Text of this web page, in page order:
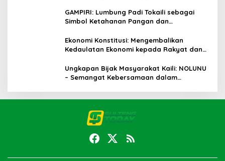
GAMPIRI: Lumbung Padi Tokaili sebagai
Simbol Ketahanan Pangan dan
Ekonomi Konstitusi: Mengembalikan
Kedaulatan Ekonomi kepada Rakyat dan
Ungkapan Bijak Masyarakat Kaili: NOLUNU
– Semangat Kebersamaan dalam